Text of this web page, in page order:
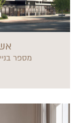
אשרמן 32, תל אביב
מספר בניינים: 2 | מספר יחידות דיור: 97